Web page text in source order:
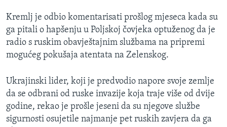
Kremlj je odbio komentarisati prošlog mjeseca kada su
ga pitali o hapšenju u Poljskoj čovjeka optuženog da je
radio s ruskim obavještajnim službama na pripremi
mogućeg pokušaja atentata na Zelenskog.
Ukrajinski lider, koji je predvodio napore svoje zemlje
da se odbrani od ruske invazije koja traje više od dvije
godine, rekao je prošle jeseni da su njegove službe
sigurnosti osujetile najmanje pet ruskih zavjera da ga